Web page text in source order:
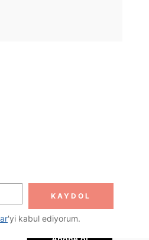
KAYDOL
'yi kabul ediyorum.